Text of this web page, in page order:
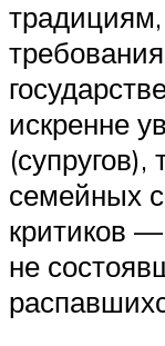
искренне
семейных
критиков
не